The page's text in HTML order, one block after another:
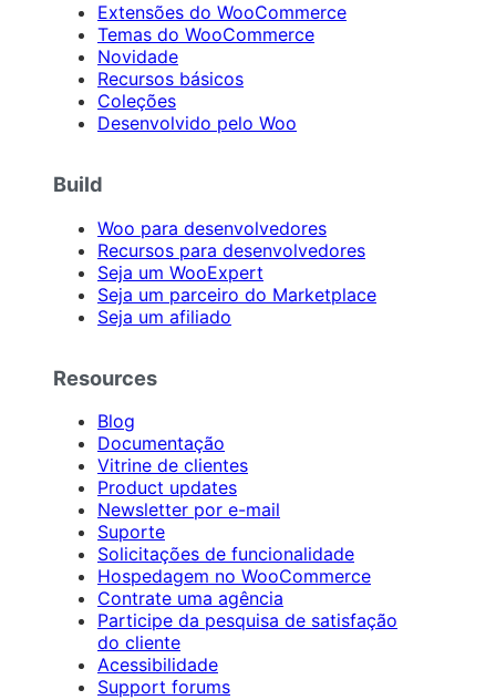
Extensões do WooCommerce
Temas do WooCommerce
Novidade
Recursos básicos
Coleções
Desenvolvido pelo Woo
Build
Woo para desenvolvedores
Recursos para desenvolvedores
Seja um WooExpert
Seja um parceiro do Marketplace
Seja um afiliado
Resources
Blog
Documentação
Vitrine de clientes
Product updates
Newsletter por e-mail
Suporte
Solicitações de funcionalidade
Hospedagem no WooCommerce
Contrate uma agência
Participe da pesquisa de satisfação
do cliente
Acessibilidade
Support forums